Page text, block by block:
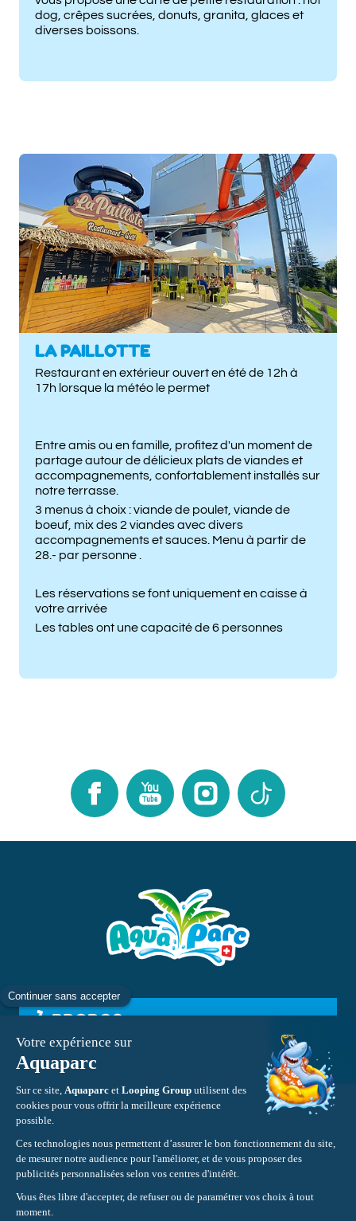
dog, crêpes sucrées, donuts, granita, glaces et
diverses boissons.
LA PAILLOTTE
Restaurant en extérieur ouvert en été de 12h à
17h lorsque la météo le permet
Entre amis ou en famille, profitez d'un moment de
partage autour de délicieux plats de viandes et
accompagnements, confortablement installés sur
notre terrasse.
3 menus à choix : viande de poulet, viande de
boeuf, mix des 2 viandes avec divers
accompagnements et sauces. Menu à partir de
28.- par personne .
Les réservations se font uniquement en caisse à
votre arrivée
Les tables ont une capacité de 6 personnes
Facebook Youtube Instagram
À PROPOS
INFORMATIONS
CONTACT
Mentions légales
Protections des données